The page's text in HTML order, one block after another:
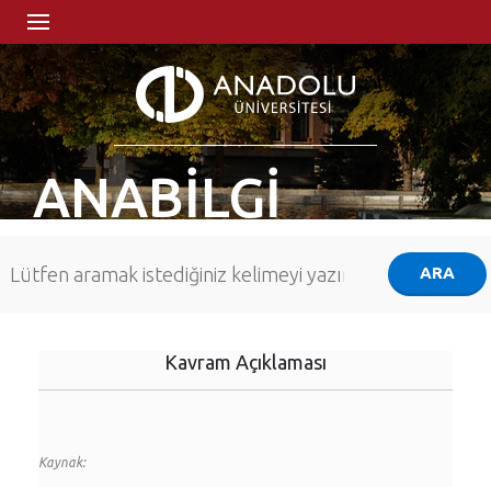
ANABİLGİ
Kavram Açıklaması
Kaynak: